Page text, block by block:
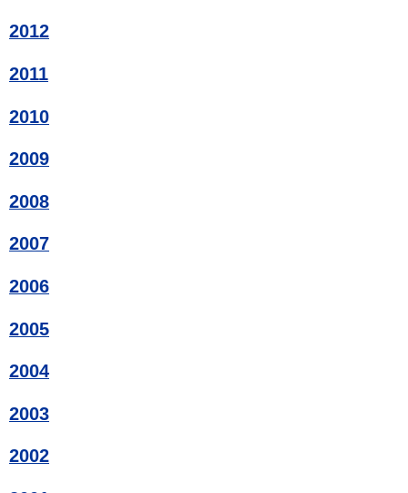
2012
2011
2010
2009
2008
2007
2006
2005
2004
2003
2002